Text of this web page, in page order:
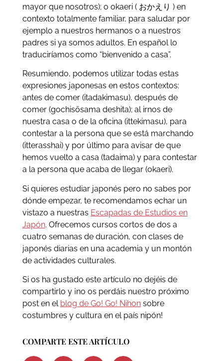
mayor que nosotros); o okaeri ( おかえり ) en
contexto totalmente familiar, para saludar por
ejemplo a nuestros hermanos o a nuestros
padres si ya somos adultos. En español lo
traduciríamos como “bienvenido a casa”.
Resumiendo, podemos utilizar todas estas
expresiones japonesas en estos contextos:
antes de comer (itadakimasu), después de
comer (gochisōsama deshita); al irnos de
nuestra casa o de la oficina (ittekimasu), para
contestar a la persona que se está marchando
(itterasshai) y por último para avisar de que
hemos vuelto a casa (tadaima) y para contestar
a la persona que acaba de llegar (okaeri).
Si quieres estudiar japonés pero no sabes por
dónde empezar, te recomendamos echar un
vistazo a nuestras Escapadas de Estudios en
Japón. Ofrecemos cursos cortos de dos a
cuatro semanas de duración, con clases de
japonés diarias en una academia y un montón
de actividades culturales.
Si os ha gustado este artículo no dejéis de
compartirlo y ¡no os perdáis nuestro próximo
post en el blog de Go! Go! Nihonsobre
costumbres y cultura en el país nipón!
COMPARTE ESTE ARTÍCULO